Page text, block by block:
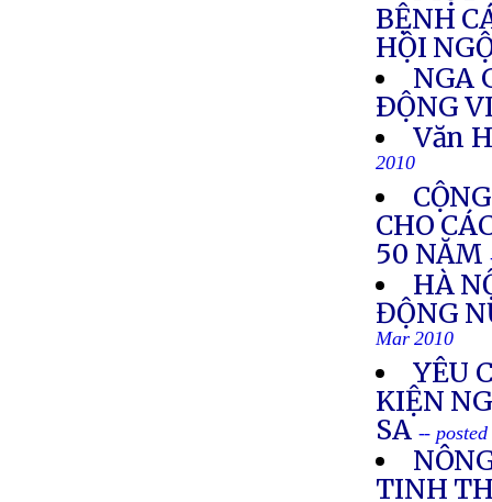
BỆNH
HỘI
NGA
ÐỘNG
Văn
2010
CHO
50 NĂM
HÀ
ĐỘNG
Mar 2010
YÊU
KIỆN
SA --
TINH